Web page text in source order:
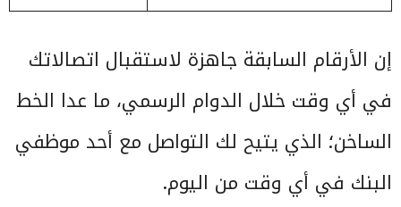
إن الأرقام السابقة جاهزة لاستقبال اتصالاتك
في أي وقت خلال الدوام الرسمي، ما عدا الخط
الساخن؛ الذي يتيح لك التواصل مع أحد موظفي
البنك في أي وقت من اليوم.